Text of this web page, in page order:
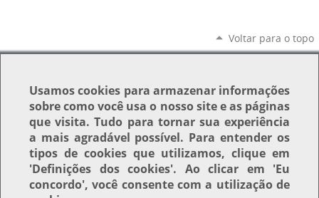
Voltar para o topo
Usamoscookies para armazenar informações
sobre como você usa o nosso site e as páginas
que visita. Tudo para tornar sua experiência
a mais agradável possível. Para entender os
tipos de cookies que utilizamos, clique em
'Definições dos cookies'. Ao clicar em 'Eu
concordo', você consente com a utilização de